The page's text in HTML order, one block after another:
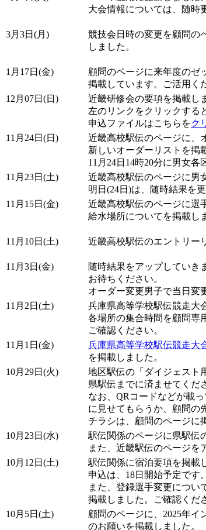
大会情報については、随時
3月3日(月)
競技会日時の変更を顧問の
しました。
1月17日(金)
顧問のページに来年度のゼ
掲載しています。ご活用く
12月07日(日)
近畿研修会の要項を掲載し
左のリンクをクリックする
申込ファイルはこちらをク
11月24日(日)
近畿高校駅伝のページに、
新しいオーダーリストを掲
11月24日14時20分に男女各
11月23日(土)
近畿高校駅伝のページに男
明日(24日)は、随時結果を
11月15日(金)
近畿高校駅伝のページに選
給水場所についてを掲載し
11月10日(土) 近畿高校駅伝のエントリー
11月3日(金)
随時結果をアップしていき
お待ちください。
オーダー変更男子で当日変
11月2日(土)
兵庫県高等学校駅伝競走大
各場所の集合時間を顧問専
ご確認ください。
11月1日(金)
兵庫県高等学校駅伝競走大
を掲載しました。
10月29日(火)
地区駅伝の「ダイジェスト
県駅伝までに済ませてくだ
なお、QRコードなどが載
に見せてもらうか、顧問の
チラシは、顧問のページに
10月23日(水)
駅伝関係のページに県駅伝
また、近畿駅伝のページを
10月12日(土)
駅伝関係に宿泊要項を掲載
申込は、18日開始予定です。
また、登録選手変更につい
掲載しました。ご確認くだ
10月5日(土)
顧問のページに、2025年イ
のお願いを掲載しました。